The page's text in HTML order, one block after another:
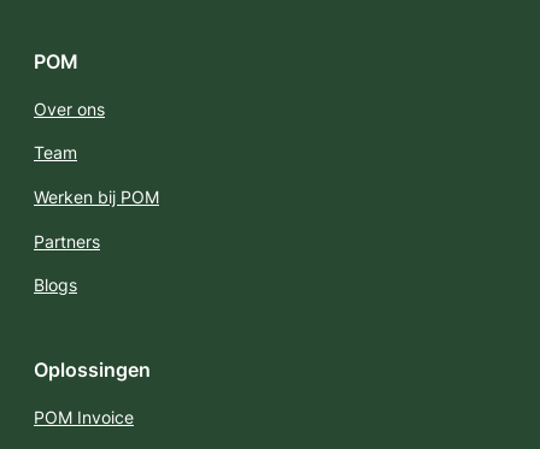
POM
Over ons
Team
Werken bij POM
Partners
Blogs
Oplossingen
POM Invoice